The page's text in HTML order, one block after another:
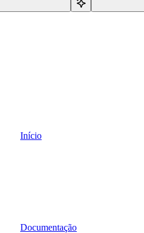
Início
Documentação